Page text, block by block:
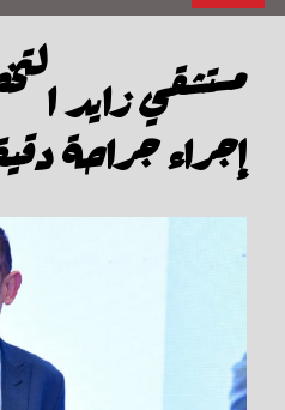
مستشقي زايد
إجراء جراحة